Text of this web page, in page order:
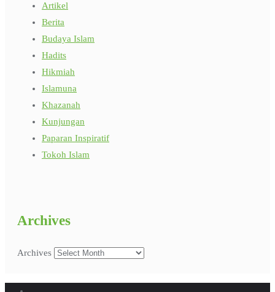
Artikel
Berita
Budaya Islam
Hadits
Hikmiah
Islamuna
Khazanah
Kunjungan
Paparan Inspiratif
Tokoh Islam
Archives
Archives